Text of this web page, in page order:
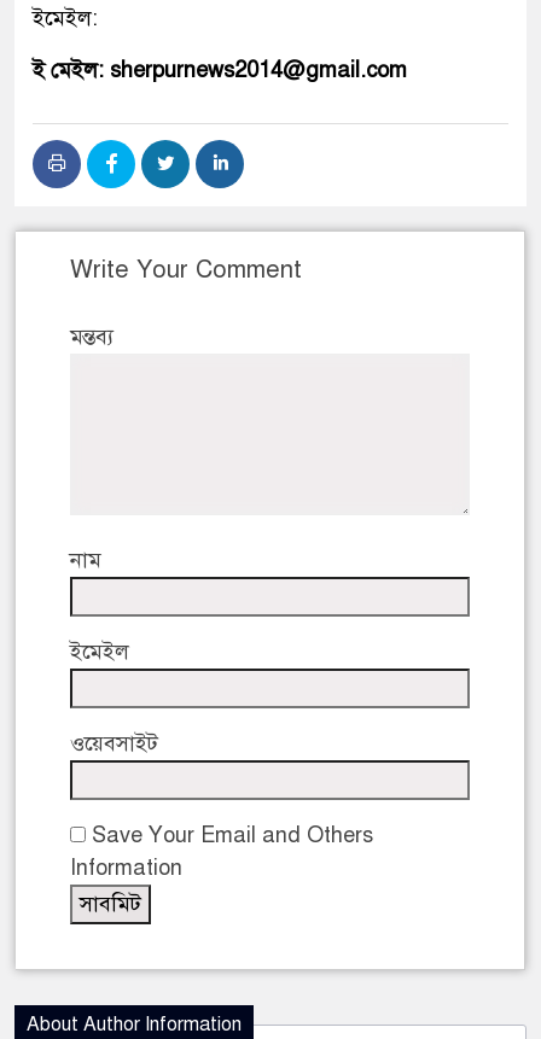
ইমেইল:
ই মেইল: sherpurnews2014@gmail.com
Write Your Comment
মন্তব্য
নাম
ইমেইল
ওয়েবসাইট
Save Your Email and Others
Information
About Author Information